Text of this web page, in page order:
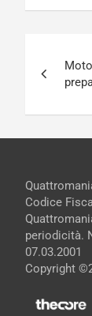
Codice
periodicità.
07.03.2001
Copyright